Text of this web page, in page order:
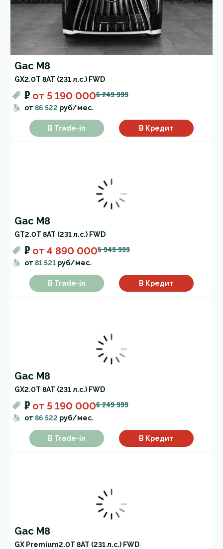
Gac M8
GX2.0T 8AT (231 л.с.) FWD
₽ от 5 190 0006 249 999
от 86 522 руб/мес.
В Trade-in В Кредит
Gac M8
GT2.0T 8AT (231 л.с.) FWD
₽ от 4 890 0005 949 999
от 81 521 руб/мес.
В Trade-in В Кредит
Gac M8
GX2.0T 8AT (231 л.с.) FWD
₽ от 5 190 0006 249 999
от 86 522 руб/мес.
В Trade-in В Кредит
Gac M8
GX Premium2.0T 8AT (231 л.с.) FWD